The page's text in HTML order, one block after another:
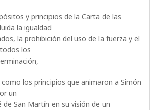
y principios de la Carta de las
la igualdad
la prohibición del uso de la fuerza y el
los
los principios que animaron a Simón
un
San Martín en su visión de un